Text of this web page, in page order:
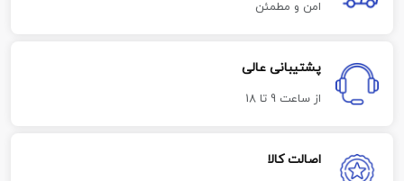
امن و مطمئن
پشتیبانی عالی
از ساعت 9 تا 18
اصالت کالا